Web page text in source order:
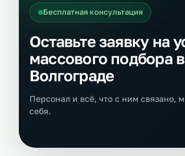
Бесплатная консультация
Оставьте заявку на
массового подбора в
Волгограде
Персонал и всё, что с ним связано,
себя.